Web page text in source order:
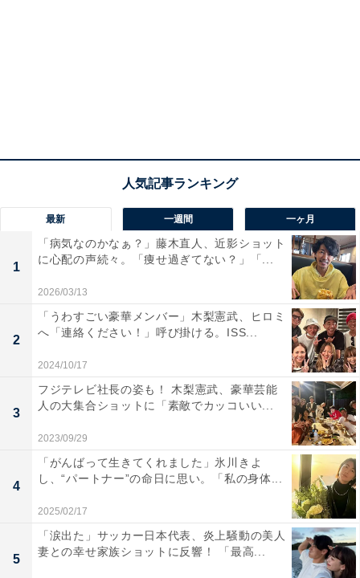
最新 一週間 一ヶ月
1
「病気なのかなぁ？」藤木直人、近影ショット
に心配の声続々。「痩せ過ぎてない？」「...
2026/03/13
2
「うわすごい豪華メンバー」木梨憲武、ヒロミ
へ「連絡ください！」呼び掛ける。ISS...
2024/10/17
3
フジテレビ社長の姿も！ 木梨憲武、豪華芸能
人の大集合ショットに「素敵でカッコいい...
2023/09/29
4
「がんばって生きてくれました」氷川きよ
し、“パートナー”の命日に思い。「私の身体...
2025/02/17
5
「涙出た」サッカー日本代表、炎上騒動の美人
妻との幸せ家族ショットに反響！ 「最高...